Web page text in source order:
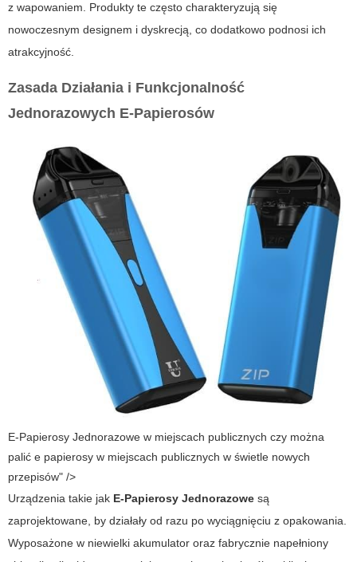
z wapowaniem. Produkty te często charakteryzują się
nowoczesnym designem i dyskrecją, co dodatkowo podnosi ich
atrakcyjność.
Zasada Działania i Funkcjonalność
Jednorazowych E-Papierosów
E-Papierosy Jednorazowe w miejscach publicznych czy można
palić e papierosy w miejscach publicznych w świetle nowych
przepisów" />
Urządzenia takie jak E-Papierosy Jednorazowe są
zaprojektowane, by działały od razu po wyciągnięciu z opakowania.
Wyposażone w niewielki akumulator oraz fabrycznie napełniony